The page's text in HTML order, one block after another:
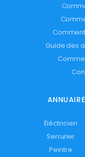
Guide des
Éléctricien
Serrurier
Peintre